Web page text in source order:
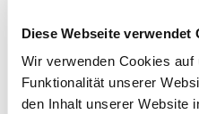
Diese Webseite verwendet
Wir verwenden Cookies
Funktionalität unserer
den Inhalt unserer Website